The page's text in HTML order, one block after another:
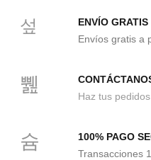
ENVÍO GRATIS
Envíos gratis a
Haz tus
100% PAGO
Transacciones